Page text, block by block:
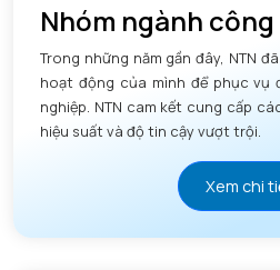
Nhóm ngành
Trong những năm gần đây, NTN đã
hoạt động của mình để phục vụ đa
nghiệp. NTN cam kết cung cấp
hiệu suất và độ tin cậy vượt trội.
Xem chi